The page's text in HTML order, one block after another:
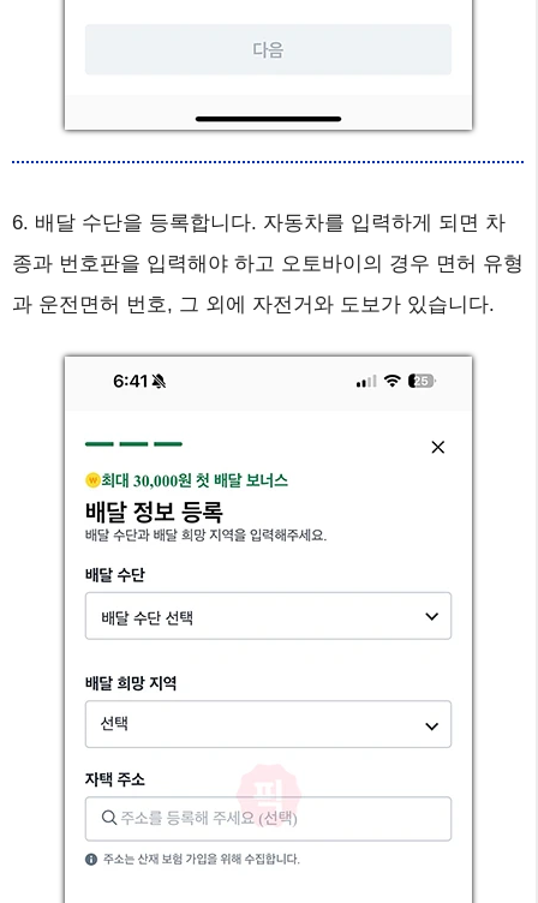
6. 배달 수단을 등록합니다. 자동차를 입력하게 되면 차
종과 번호판을 입력해야 하고 오토바이의 경우 면허 유형
과 운전면허 번호, 그 외에 자전거와 도보가 있습니다.